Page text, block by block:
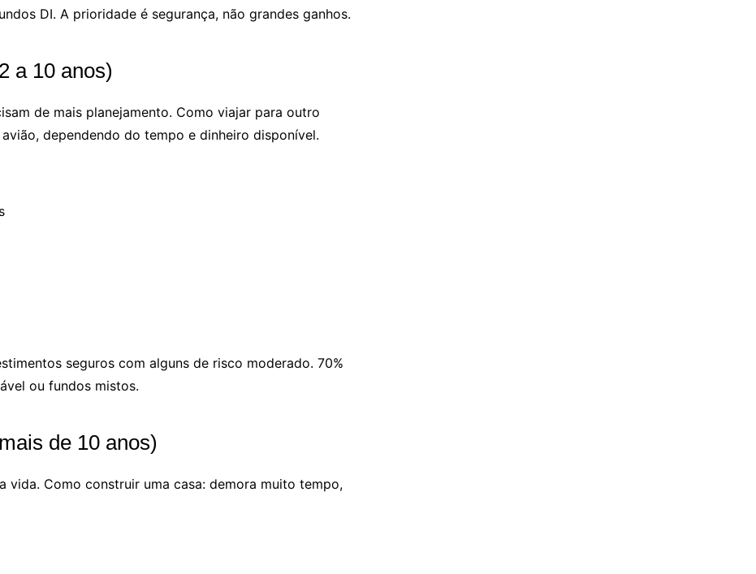
DI. A prioridade é segurança, não grandes ganhos.
a 10 anos)
de mais planejamento. Como viajar para outro
dependendo do tempo e dinheiro disponível.
seguros com alguns de risco moderado. 70%
ou fundos mistos.
de 10 anos)
vida. Como construir uma casa: demora muito tempo,